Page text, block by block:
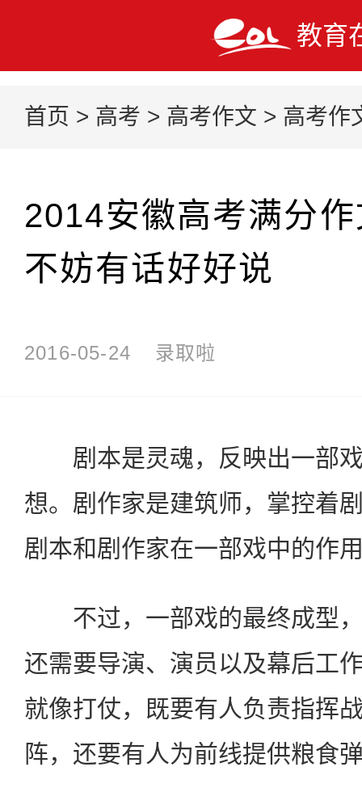
教育
首页 > 高考 > 高考作文 > 高考作
2014安徽高考满分
不妨有话好好说
2016-05-24 录取啦
剧本是灵魂，反映出一部戏
想。剧作家是建筑师，掌控着
剧本和剧作家在一部戏中的作
不过，一部戏的最终成型，
还需要导演、演员以及幕后工
就像打仗，既要有人负责指挥
阵，还要有人为前线提供粮食